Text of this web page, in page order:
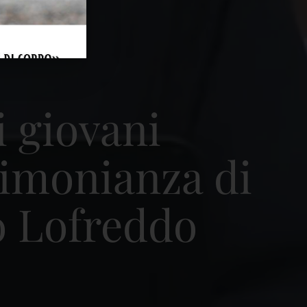
giovani
di
Lofreddo